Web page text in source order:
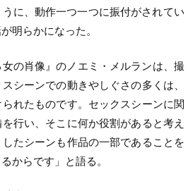
に、動作一つ一つに振付がされてい
明らかになった。
の肖像』のノエミ・メルランは、撮
シーンでの動きやしぐさの多くは、
れたものです。セックスシーンに関
行い、そこに何か役割があると考え
たシーンも作品の一部であることを
からです」と語る。